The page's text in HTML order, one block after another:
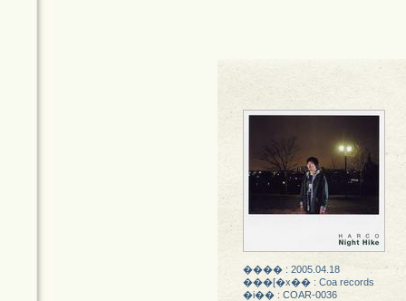
���� : 2005.04.18
���[�x�� : Coa records
�i�� : COAR-0036